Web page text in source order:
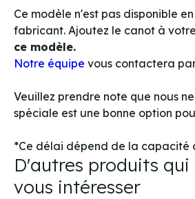
Ce modèle n'est pas disponible
fabricant. Ajoutez le canot à
ce modèle.
Notre équipe vous contactera
Veuillez prendre note que nous
spéciale est une bonne option
*Ce délai dépend de la capacité
D'autres produits
vous intéresser